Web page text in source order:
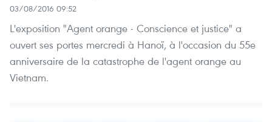
03/08/2016 09:52
L'exposition "Agent orange - Conscience et justice" a
ouvert ses portes mercredi à Hanoï, à l'occasion du 55e
anniversaire de la catastrophe de l'agent orange au
Vietnam.